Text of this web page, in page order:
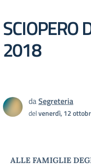
SCIOPERO
2018
daSegreteria
delvenerdì, 12
ALLE FAMIGLIE